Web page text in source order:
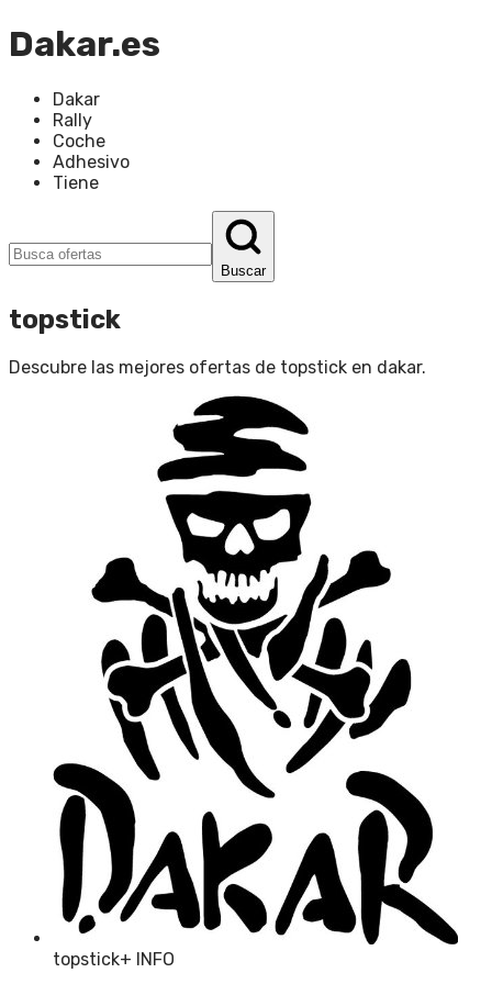
Dakar.es
Dakar
Rally
Coche
Adhesivo
Tiene
Buscar
topstick
Descubre las mejores ofertas de topstick en dakar.
topstick+ INFO